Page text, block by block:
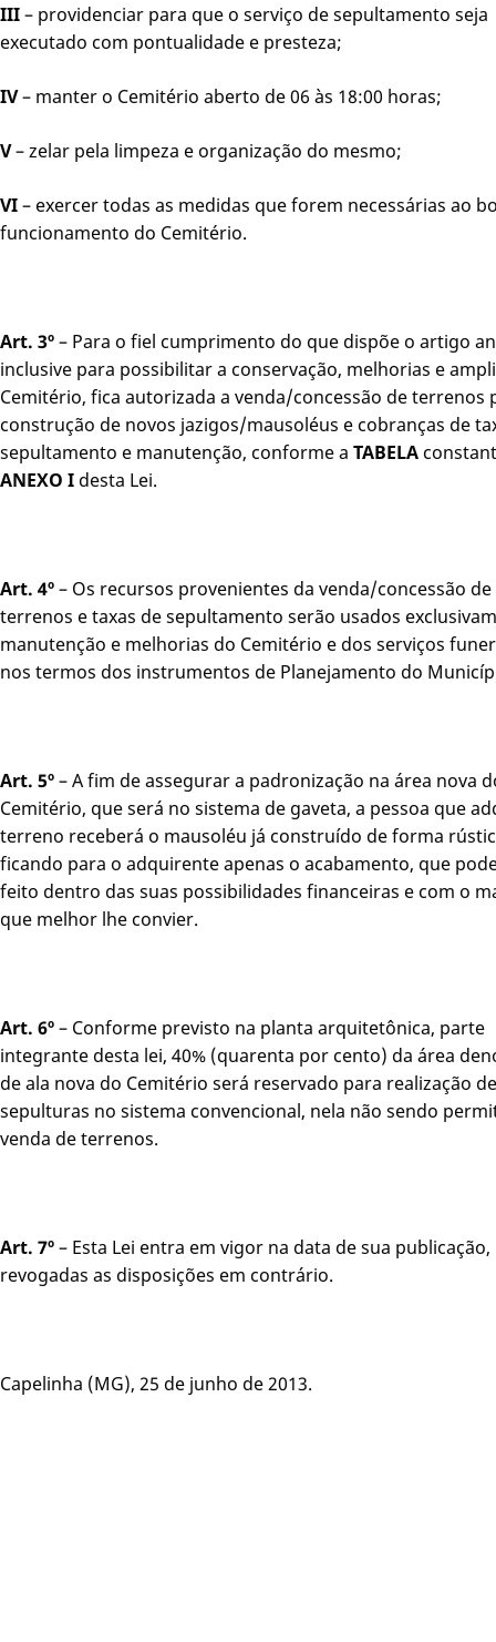
III– providenciar para que o serviço de sepultamento seja
executado com pontualidade e presteza;
IV– manter o Cemitério aberto de 06 às 18:00 horas;
V– zelar pela limpeza e organização do mesmo;
VI– exercer todas as medidas que forem necessárias ao
funcionamento do Cemitério.
Art. 3º– Para o fiel cumprimento do que dispõe o artigo
inclusive para possibilitar a conservação, melhorias e
Cemitério, fica autorizada a venda/concessão de terrenos
construção de novos jazigos/mausoléus e cobranças de
sepultamento e manutenção, conforme a TABELA
ANEXO I desta Lei.
Art. 4º– Os recursos provenientes da venda/concessão de
terrenos e taxas de sepultamento serão usados
manutenção e melhorias do Cemitério e dos serviços
nos termos dos instrumentos de Planejamento do
Art. 5º– A fim de assegurar a padronização na área nova
Cemitério, que será no sistema de gaveta, a pessoa que
terreno receberá o mausoléu já construído de forma
ficando para o adquirente apenas o acabamento, que
feito dentro das suas possibilidades financeiras e com o
que melhor lhe convier.
Art. 6º– Conforme previsto na planta arquitetônica, parte
integrante desta lei, 40% (quarenta por cento) da área
de ala nova do Cemitério será reservado para realização de
sepulturas no sistema convencional, nela não sendo
venda de terrenos.
Art. 7º– Esta Lei entra em vigor na data de sua publicação,
revogadas as disposições em contrário.
Capelinha (MG), 25 de junho de 2013.